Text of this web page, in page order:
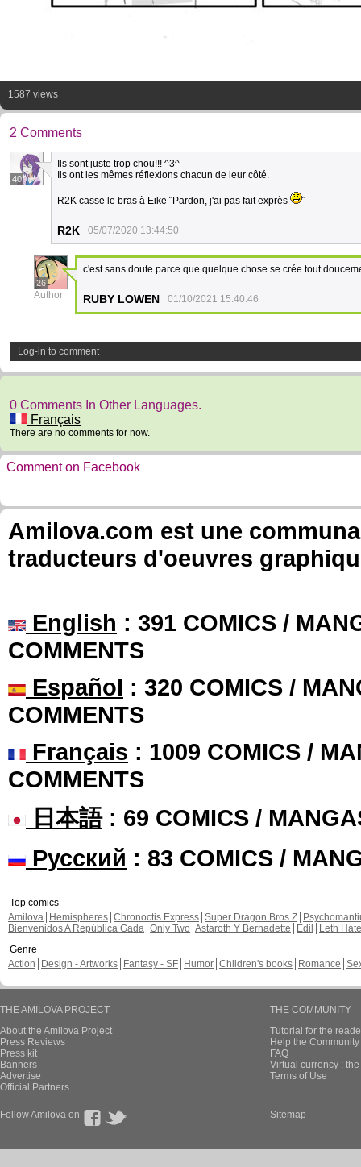
1587 views
2 Comments
40
Ils sont juste trop chou!!! ^3^
Ils ont les mêmes réflexions chacun de leur côté.
R2K casse le bras à Eike ¨Pardon, j'ai pas fait exprès ¨
R2K 05/07/2020 13:44:50
26
Author
c'est sans doute parce que quelque chose se crée tout
RUBY LOWEN 01/10/2021 15:40:46
Log-in to comment
0 Comments In Other Languages.
Français
There are no comments for now.
Comment on Facebook
Amilova.com est une
traducteurs d'oeuvres
English : 391 COMICS /
COMMENTS
Español : 320 COMICS /
COMMENTS
Français : 1009 COMICS /
COMMENTS
日本語: 69 COMICS /
Русский : 83 COMICS /
Top comics
Amilova
Hemispheres Chronoctis Express Super Dragon Bros Z
Bienvenidos A República Gada Only Two Astaroth Y Bernadette Edil
Leth Hate
Genre
Action
Design - Artworks Fantasy - SF Humor Children's books Romance
THE AMILOVA PROJECT
About the Amilova Project
Press Reviews
Press kit
Banners
Advertise
Official Partners
THE COMMUNITY
Tutorial for the
Help the
FAQ
Virtual currency :
Terms of Use
Follow Amilova on Sitemap